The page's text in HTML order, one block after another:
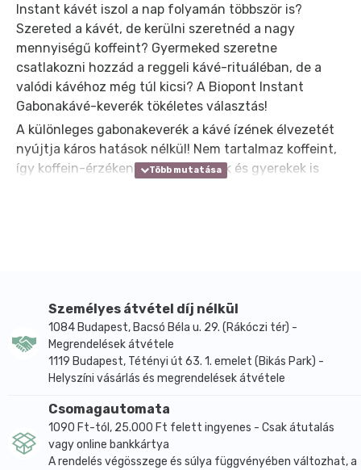
Instant kávét iszol a nap folyamán többször is?
Szereted a kávét, de kerülni szeretnéd a nagy
mennyiségű koffeint? Gyermeked szeretne
csatlakozni hozzád a reggeli kávé-rituáléban, de a
valódi kávéhoz még túl kicsi? A Biopont Instant
Gabonakávé-keverék tökéletes választás!
A különleges gabonakeverék a kávé ízének élvezetét
nyújtja káros hatások nélkül! Nem tartalmaz koffeint,
így koffein-érzékenyek, várandósok és gyerekek is
cikória* 25%.
*Ellenőrzött ökológiai gazdálkodásból származó
alkotó.
Felhasználása: 1-2 teáskanál instant gabonakávét
teszi a gabonakávét ha rizs- vagy zab- vagy
szójaitalban oldjuk.
ÁTLAGOS TÁPÉRTÉK 100G TERMÉKBEN:
Személyes átvétel díj nélkül
1084 Budapest, Bacsó Béla u. 29. (Rákóczi tér) -
Megrendelések átvétele
1119 Budapest, Tétényi út 63. 1. emelet (Bikás Park) -
Helyszíni vásárlás és megrendelések átvétele
Csomagautomata
1090 Ft-tól, 25.000 Ft felett ingyenes - Csak átutalás
vagy online bankkártya
A rendelés végösszege és súlya függvényében változhat, a